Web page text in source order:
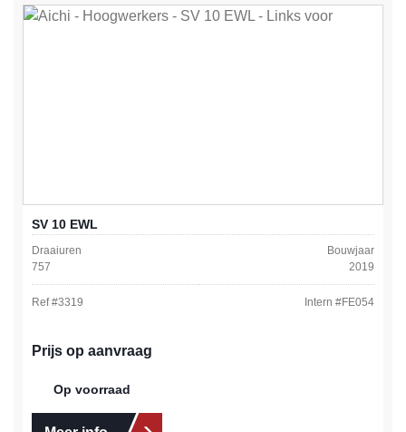
SV 10 EWL
Draaiuren
757
Bouwjaar
2019
Ref #3319 Intern #FE054
Prijs op aanvraag
Op voorraad